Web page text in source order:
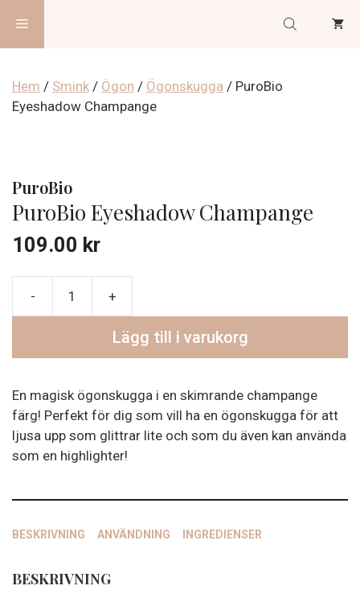
innehåll
Meny
Hem / Smink / Ögon / Ögonskugga / PuroBio
Eyeshadow Champange
PuroBio
PuroBio Eyeshadow Champange
109.00 kr
Champange
Lägg till i varukorg
En magisk ögonskugga i en skimrande champange
färg! Perfekt för dig som vill ha en ögonskugga för att
ljusa upp som glittrar lite och som du även kan använda
som en highlighter!
BESKRIVNING ANVÄNDNING INGREDIENSER
BESKRIVNING